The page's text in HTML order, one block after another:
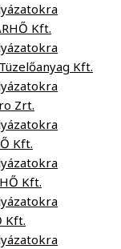
Kft.
Kft.
Zrt.
Kft.
Kft.
Kft.